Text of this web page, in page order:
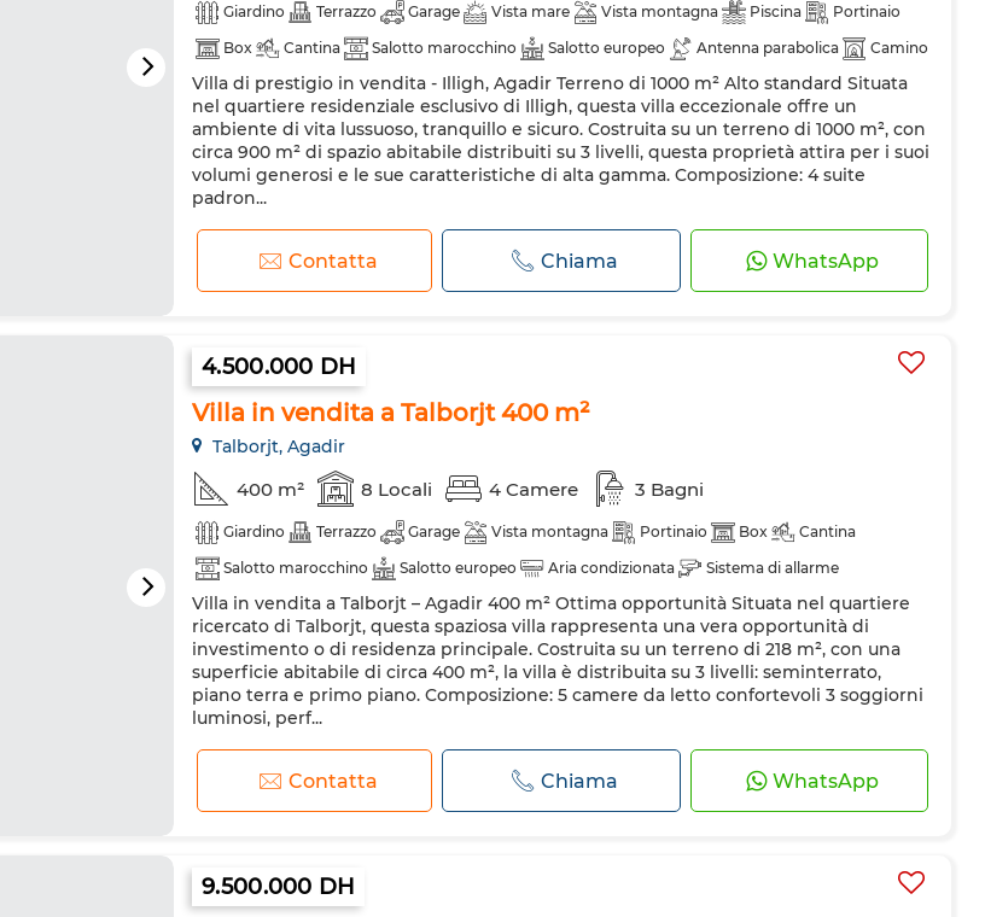
Giardino Terrazzo Garage Vista mare Vista montagna Piscina
Portinaio
Box
Cantina Salotto marocchino Salotto europeo Antenna parabolica
Camino
Aria condizionata
Riscaldamento Sistema di allarme Doppi vetri
Porta rinforzata
Cucina attrezzata
Villa di prestigio in vendita - Illigh, Agadir Terreno di 1000 m² Alto standard Situata
nel quartiere residenziale esclusivo di Illigh, questa villa eccezionale offre un
ambiente di vita lussuoso, tranquillo e sicuro. Costruita su un terreno di 1000 m², con
circa 900 m² di spazio abitabile distribuiti su 3 livelli, questa proprietà attira per i suoi
volumi generosi e le sue caratteristiche di alta gamma. Composizione: 4 suite
padron...
Contatta Chiama WhatsApp
4.500.000 DH
Villa in vendita a Talborjt 400 m²
Talborjt, Agadir
400 m² 8 Locali 4 Camere 3 Bagni
Giardino Terrazzo Garage Vista montagna Portinaio Box
Cantina
Salotto marocchino
Salotto europeo Aria condizionata
Sistema di allarme
Doppi vetri
Porta rinforzata Cucina attrezzata
Villa in vendita a Talborjt – Agadir 400 m² Ottima opportunità Situata nel quartiere
ricercato di Talborjt, questa spaziosa villa rappresenta una vera opportunità di
investimento o di residenza principale. Costruita su un terreno di 218 m², con una
superficie abitabile di circa 400 m², la villa è distribuita su 3 livelli: seminterrato,
piano terra e primo piano. Composizione: 5 camere da letto confortevoli 3 soggiorni
luminosi, perf...
Contatta Chiama WhatsApp
9.500.000 DH